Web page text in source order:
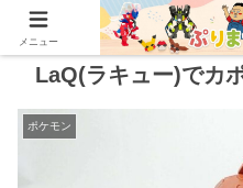
LaQ(ラキュー)でカ
ポケモン
メニュー